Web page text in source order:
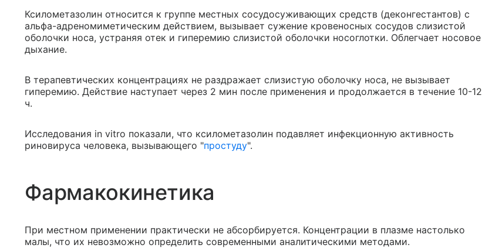
Ксилометазолин относится к группе местных сосудосуживающих средств (деконгестантов) с
альфа-адреномиметическим действием, вызывает сужение кровеносных сосудов слизистой
оболочки носа, устраняя отек и гиперемию слизистой оболочки носоглотки. Облегчает носовое
дыхание.
В терапевтических концентрациях не раздражает слизистую оболочку носа, не вызывает
гиперемию. Действие наступает через 2 мин после применения и продолжается в течение 10-12
ч.
Исследования in vitro показали, что ксилометазолин подавляет инфекционную активность
риновируса человека, вызывающего "простуду".
Фармакокинетика
При местном применении практически не абсорбируется. Концентрации в плазме настолько
малы, что их невозможно определить современными аналитическими методами.